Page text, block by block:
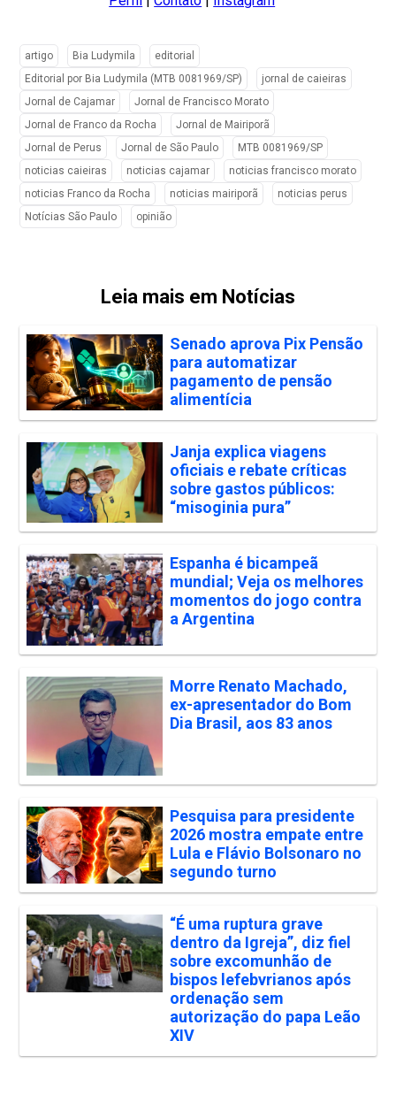
artigo Bia Ludymila
editorial
Editorial por Bia Ludymila (MTB 0081969/SP)
jornal de caieiras
Jornal de Cajamar
Jornal de Francisco Morato
Jornal de Franco da Rocha
Jornal de Mairiporã
Jornal de Perus
Jornal de São Paulo
MTB 0081969/SP
noticias caieiras
noticias cajamar
noticias francisco morato
noticias Franco da Rocha
noticias mairiporã
noticias perus
Notícias São Paulo
opinião
Leia mais em Notícias
Senado aprova Pix Pensão
para automatizar
pagamento de pensão
alimentícia
Janja explica viagens
oficiais e rebate críticas
sobre gastos públicos:
“misoginia pura”
Espanha é bicampeã
mundial; Veja os melhores
momentos do jogo contra
a Argentina
Morre Renato Machado,
ex-apresentador do Bom
Dia Brasil, aos 83 anos
Pesquisa para presidente
2026 mostra empate entre
Lula e Flávio Bolsonaro no
segundo turno
“É uma ruptura grave
dentro da Igreja”, diz fiel
sobre excomunhão de
bispos lefebvrianos após
ordenação sem
autorização do papa Leão
XIV